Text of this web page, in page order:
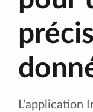
L'application